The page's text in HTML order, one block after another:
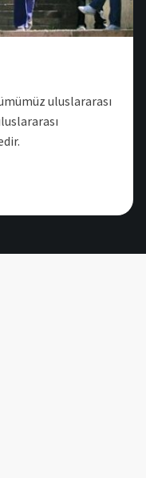
uluslararası